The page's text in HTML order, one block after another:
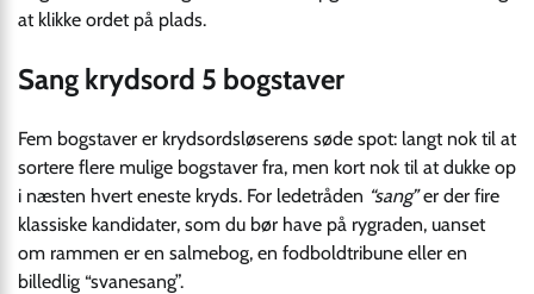
at klikke ordet på plads.
Sang krydsord 5 bogstaver
Fem bogstaver er krydsordsløserens søde spot: langt nok til at
sortere flere mulige bogstaver fra, men kort nok til at dukke op
i næsten hvert eneste kryds. For ledetråden “sang”er der fire
klassiske kandidater, som du bør have på rygraden, uanset
om rammen er en salmebog, en fodboldtribune eller en
billedlig “svanesang”.